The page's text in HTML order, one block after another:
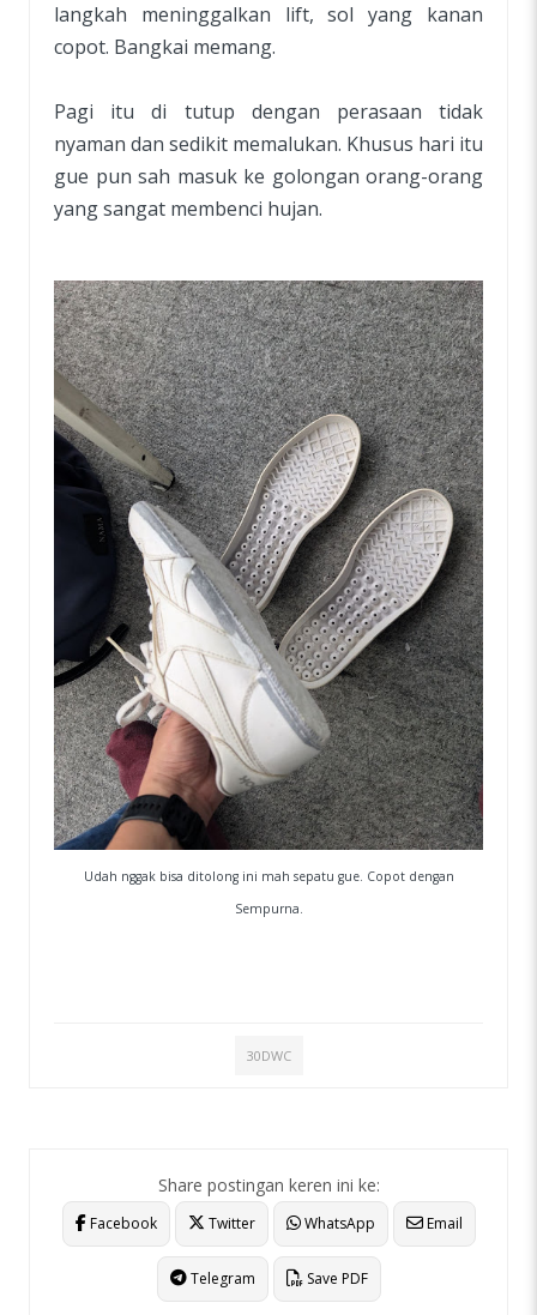
langkah meninggalkan lift, sol yang kanan
copot. Bangkai memang.
Pagi itu di tutup dengan perasaan tidak
nyaman dan sedikit memalukan. Khusus hari itu
gue pun sah masuk ke golongan orang-orang
yang sangat membenci hujan.
Udah nggak bisa ditolong ini mah sepatu gue. Copot dengan
Sempurna.
30DWC
Share postingan keren ini ke:
Facebook Twitter WhatsApp Email
Telegram Save PDF